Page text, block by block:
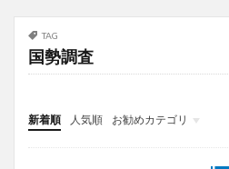
TAG
国勢調査
新着順 人気順
お勧めカテゴリ
投稿
学び
マンガ
電子書籍